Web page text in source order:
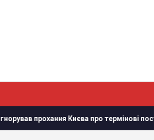
Києва про термінові поставки зенітних